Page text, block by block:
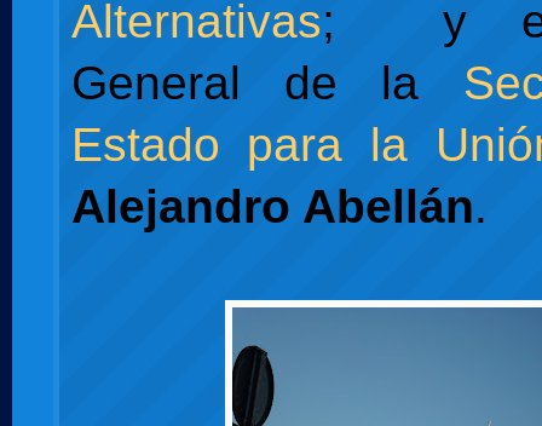
Alternativas; y el
General de la
Estado para la
Alejandro Abellán.